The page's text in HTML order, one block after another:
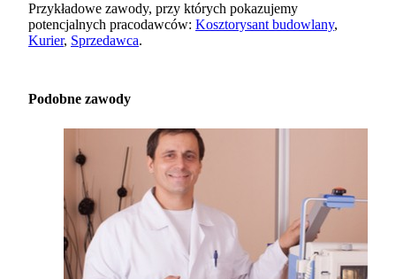
Przykładowe zawody, przy których pokazujemy
potencjalnych pracodawców: Kosztorysant budowlany,
Kurier, Sprzedawca.
Podobne zawody